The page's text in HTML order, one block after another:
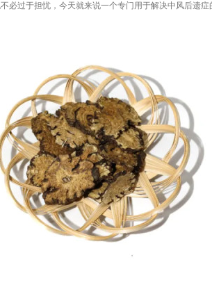
必过于担忧，今天就来说一个专门用于解决中风后遗症